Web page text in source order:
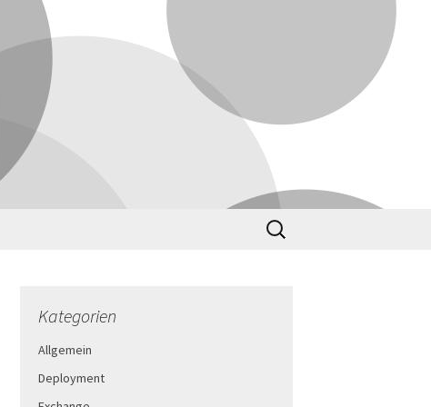
Suchen
nach:
Kategorien
Allgemein
Deployment